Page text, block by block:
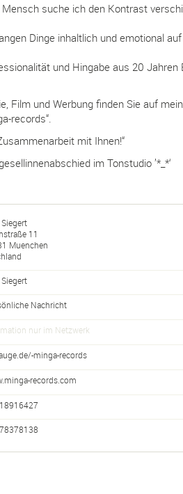
Mensch suche ich den Kontrast
Dinge inhaltlich und emotional
und Hingabe aus 20 Jahren
Film und Werbung finden Sie auf
records“.
mit Ihnen!“
im Tonstudio ’*_*‘
11
Muenchen
Siegert
Nachricht
nur im Netzwerk
minga-records
records.com